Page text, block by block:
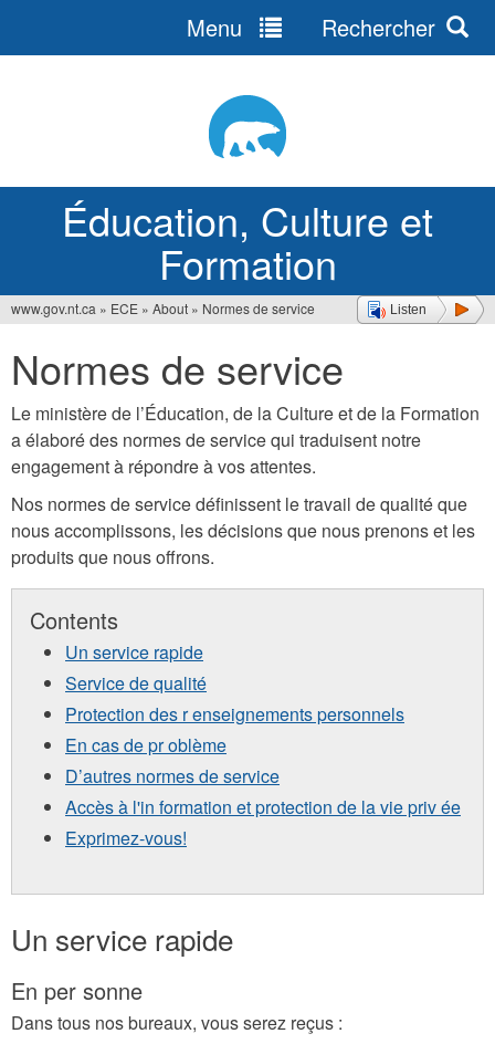
Éducation, Culture et
Formation
Menu Rechercher
Listen
êtes
ici
www.gov.nt.ca » ECE » About » Normes de service
Normes de service
Le ministère de l’Éducation, de la Culture et de la Formation
a élaboré des normes de service qui traduisent notre
engagement à répondre à vos attentes.
Nos normes de service définissent le travail de qualité que
nous accomplissons, les décisions que nous prenons et les
produits que nous offrons.
Contents
Un service rapide
Service de qualité
Protection des r enseignements personnels
En cas de pr oblème
D’autres normes de service
Accès à l'in formation et protection de la vie priv ée
Exprimez-vous!
Un service rapide
En per sonne
Dans tous nos bureaux, vous serez reçus :